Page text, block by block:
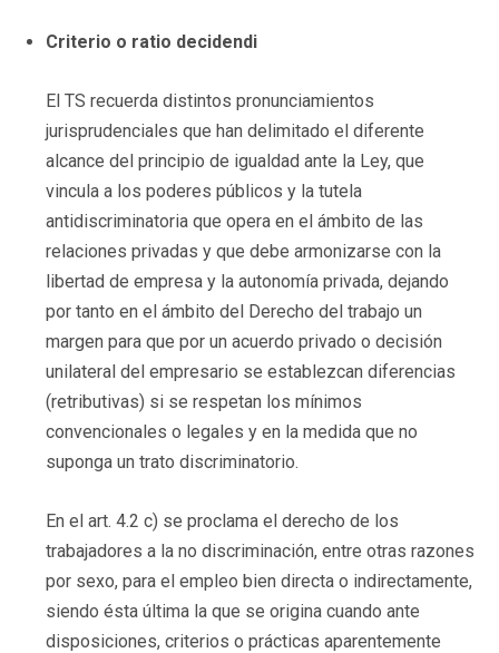
Criterio o ratio decidendi
El TS recuerda distintos pronunciamientos
jurisprudenciales que han delimitado el diferente
alcance del principio de igualdad ante la Ley, que
vincula a los poderes públicos y la tutela
antidiscriminatoria que opera en el ámbito de las
relaciones privadas y que debe armonizarse con la
libertad de empresa y la autonomía privada, dejando
por tanto en el ámbito del Derecho del trabajo un
margen para que por un acuerdo privado o decisión
unilateral del empresario se establezcan diferencias
(retributivas) si se respetan los mínimos
convencionales o legales y en la medida que no
suponga un trato discriminatorio.
En el art. 4.2 c) se proclama el derecho de los
trabajadores a la no discriminación, entre otras razones
por sexo, para el empleo bien directa o indirectamente,
siendo ésta última la que se origina cuando ante
disposiciones, criterios o prácticas aparentemente